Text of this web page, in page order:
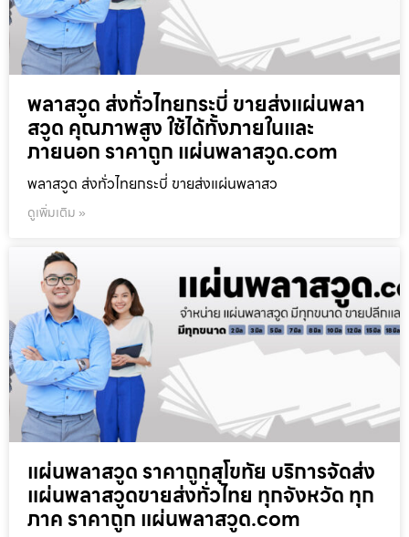
พลาสวูด ส่งทั่วไทยกระบี่ ขายส่งแผ่นพลา
สวูด คุณภาพสูง ใช้ได้ทั้งภายในและ
ภายนอก ราคาถูก แผ่นพลาสวูด.com
พลาสวูด ส่งทั่วไทยกระบี่ ขายส่งแผ่นพลาสว
ดูเพิ่มเติม »
แผ่นพลาสวูด ราคาถูกสุโขทัย บริการจัดส่ง
แผ่นพลาสวูดขายส่งทั่วไทย ทุกจังหวัด ทุก
ภาค ราคาถูก แผ่นพลาสวูด.com